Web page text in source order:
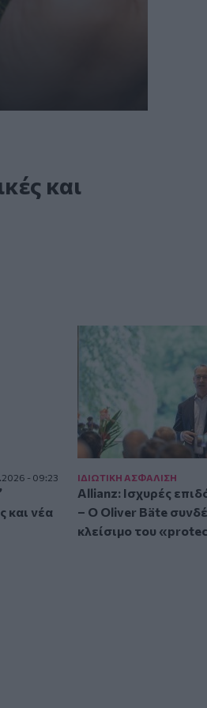
και
- 09:23
και νέα
ΙΔΙΩΤΙΚΗ ΑΣΦAΛΙΣΗ
Allianz: Ισχυρές
– Ο Oliver Bäte
κλείσιμο του